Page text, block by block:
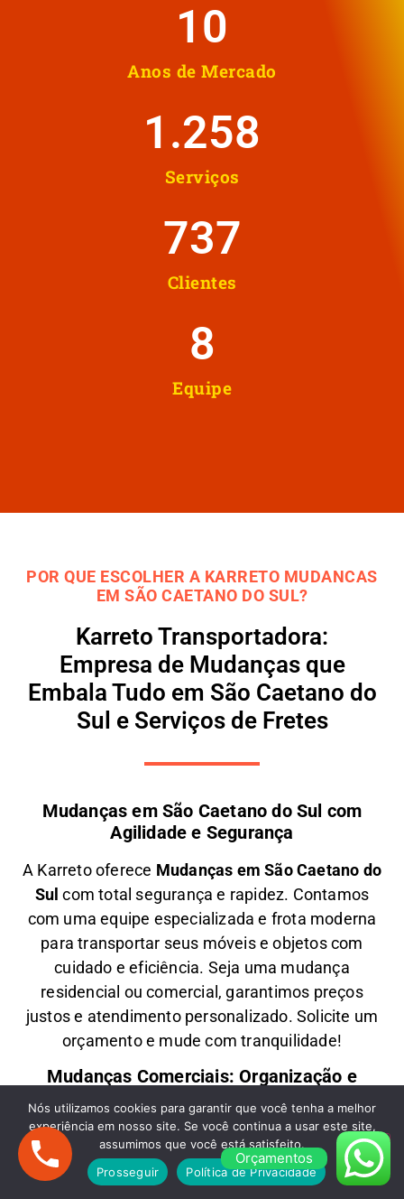
Anos de Mercado
10
Serviços
1.258
Clientes
737
Equipe
8
POR QUE ESCOLHER A KARRETO MUDANCAS
EM SÃO CAETANO DO SUL?
Karreto Transportadora:
Empresa de Mudanças que
Embala Tudo em São Caetano do
Sul e Serviços de Fretes
Mudanças em São Caetano do Sul com
Agilidade e Segurança
A Karretooferece Mudanças emSão Caetano do
Sul com total segurança e rapidez. Contamos
com uma equipe especializada e frota moderna
para transportar seus móveis e objetos com
cuidado e eficiência. Seja uma mudança
residencial ou comercial , garantimos preços
justos e atendimento personalizado. Solicite um
orçamento e mude com tranquilidade!
Mudanças Comerciais: Organização e
Eficiência para Seu Negócio
Precisa de uma Mudança Comercial emSão
Caetano do Sul? AKarretocuida de toda a
logística paraescritórios, lojas e empresas,
Orçamentos
Nós utilizamos cookies para garantir que você tenha a melhor
experiência em nosso site. Se você continua a usar este site,
assumimos que você está satisfeito.
Prosseguir
Política de Privacidade